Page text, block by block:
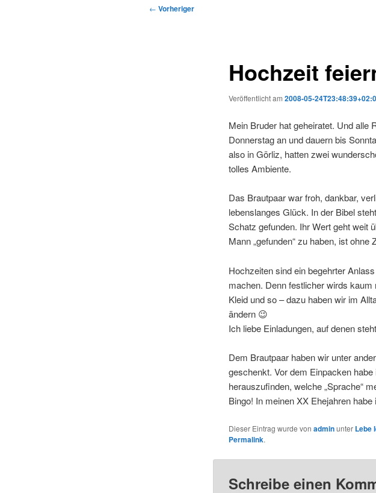
Beitragsnavigation
← Vorheriger
Hochzeit
Veröffentlicht am 2008-05-
Mein Bruder hat geheiratet. Und alle
Donnerstag an und dauern bis
also in Görliz, hatten zwei
tolles Ambiente.
Das Brautpaar war froh, dankbar,
lebenslanges Glück. In der Bibel
Schatz gefunden. Ihr Wert geht weit
Mann „gefunden“ zu haben, ist
Hochzeiten sind ein begehrter
machen. Denn festlicher wirds kaum
Kleid und so – dazu haben wir im
ändern 😉
Ich liebe Einladungen, auf denen
Dem Brautpaar haben wir unter
geschenkt. Vor dem Einpacken
herauszufinden, welche „Sprache“
Bingo! In meinen XX Ehejahren
Dieser Eintrag wurde von adminunter Lebe
Permalink.
Schreibe einen